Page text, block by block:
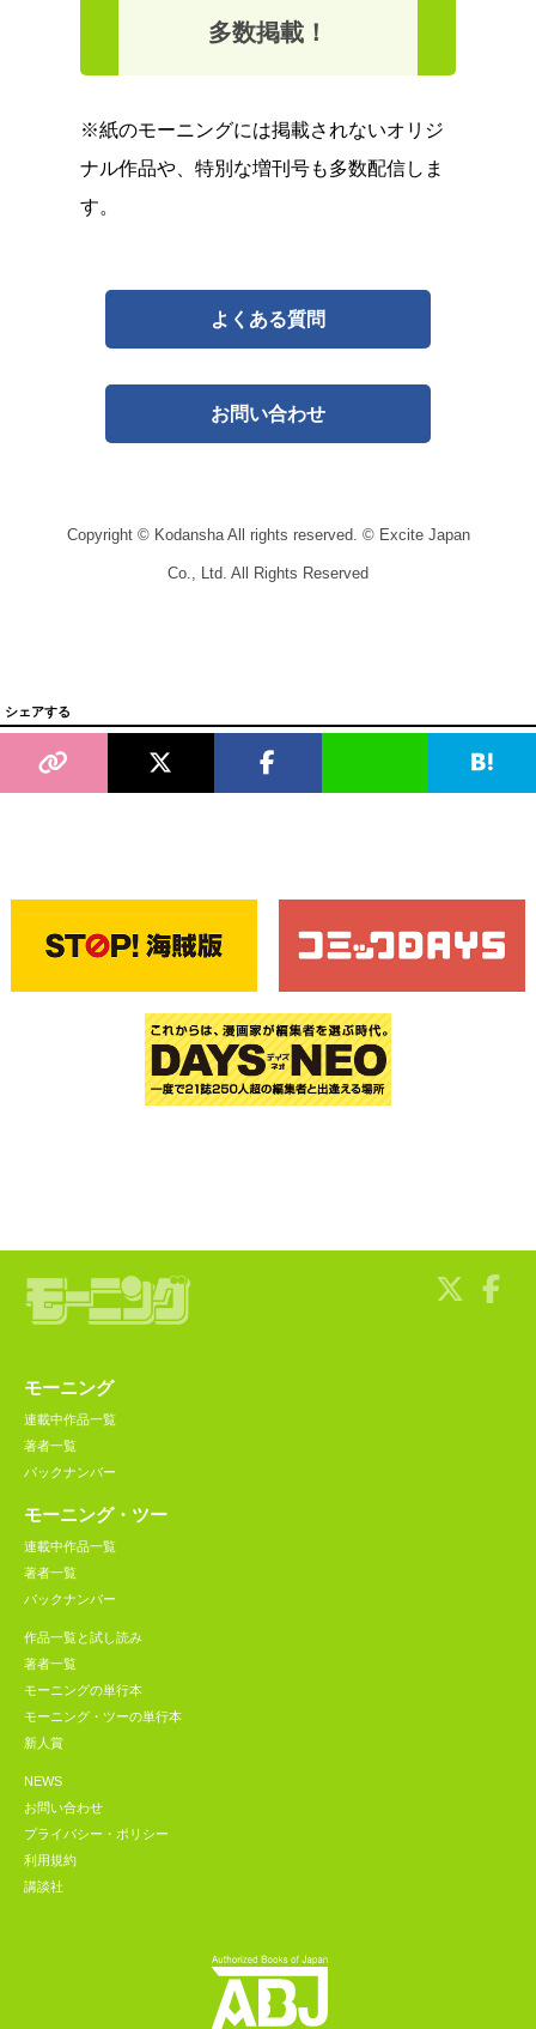
多数掲載！
※紙のモーニングには掲載されないオリジ
ナル作品や、特別な増刊号も多数配信しま
す。
よくある質問
お問い合わせ
Copyright © Kodansha All rights reserved. © Excite Japan
Co., Ltd. All Rights Reserved
シェアする
モーニング
連載中作品一覧
著者一覧
バックナンバー
モーニング・ツー
連載中作品一覧
著者一覧
バックナンバー
作品一覧と試し読み
著者一覧
モーニングの単行本
モーニング・ツーの単行本
新人賞
NEWS
お問い合わせ
プライバシー・ポリシー
利用規約
講談社